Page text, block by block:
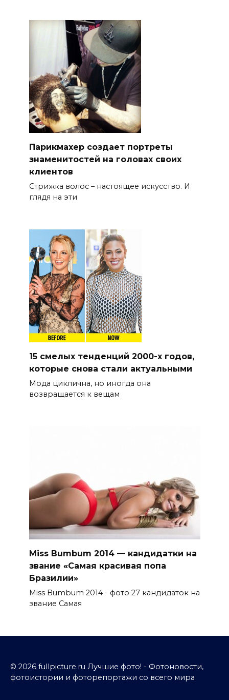
Парикмахер создает портреты
знаменитостей на головах своих
клиентов
Стрижка волос – настоящее искусство. И
глядя на эти
15 смелых тенденций 2000-х годов,
которые снова стали актуальными
Мода циклична, но иногда она
возвращается к вещам
Miss Bumbum 2014 — кандидатки на
звание «Самая красивая попа
Бразилии»
Miss Bumbum 2014 - фото 27 кандидаток на
звание Самая
© 2026 fullpicture.ru Лучшие фото! - Фотоновости,
фотоистории и фоторепортажи со всего мира